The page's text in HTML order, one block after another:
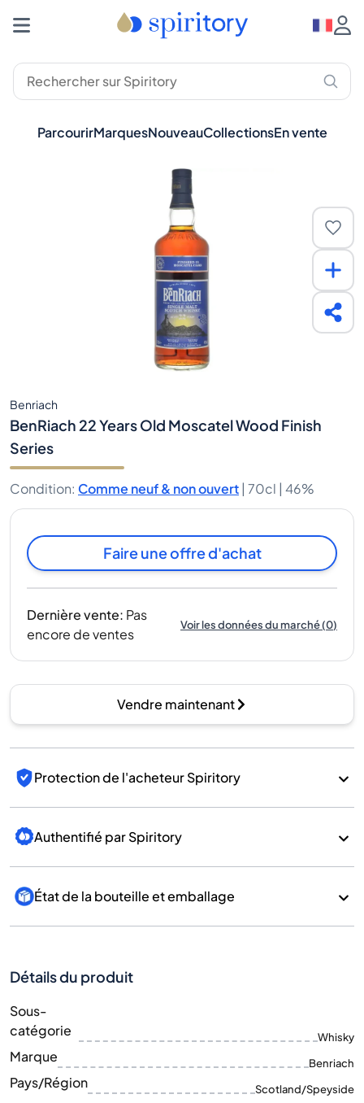
ParcourirMarquesNouveauCollectionsEn vente
Benriach
BenRiach 22 Years Old Moscatel Wood Finish
Series
Condition: Comme neuf & non ouvert | 70cl | 46%
Faire une offre d'achat
Dernière vente: Pas
encore de ventes
Voir les données du marché(0)
Vendre maintenant
Protection de l'acheteur Spiritory
Authentifié par Spiritory
État de la bouteille et emballage
Détails du produit
Sous-
catégorie
Whisky
Marque Benriach
Pays/Région Scotland/Speyside